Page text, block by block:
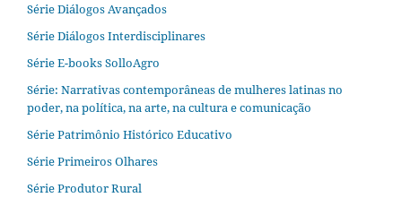
Série Diálogos Avançados
Série Diálogos Interdisciplinares
Série E-books SolloAgro
Série: Narrativas contemporâneas de mulheres latinas no
poder, na política, na arte, na cultura e comunicação
Série Patrimônio Histórico Educativo
Série Primeiros Olhares
Série Produtor Rural